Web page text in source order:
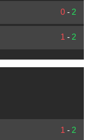
0 - 2
1 - 2
1 - 2